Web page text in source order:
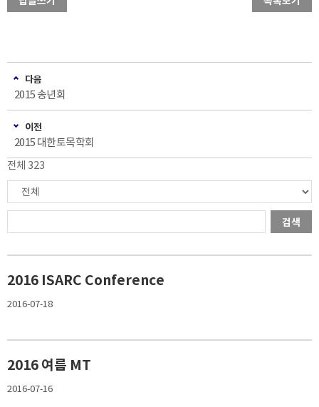
다음
2015 송년회
이전
2015 대한토목학회
전체 323
검색
2016 ISARC Conference
2016-07-18
2016 여름 MT
2016-07-16